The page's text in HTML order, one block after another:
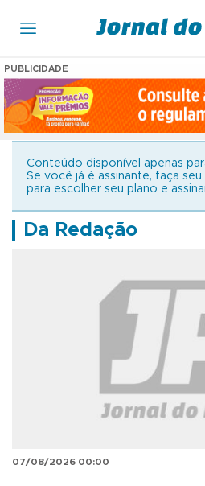
PUBLICIDADE
Conteúdo disponível apenas
Se você já é assinante, faça seu
para escolher seu plano e
Da Redação
07/08/2026 00:00